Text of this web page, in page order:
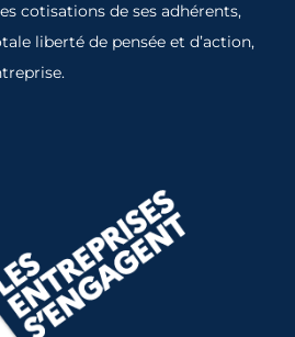
cotisations de ses adhérents,
liberté de pensée et d’action,